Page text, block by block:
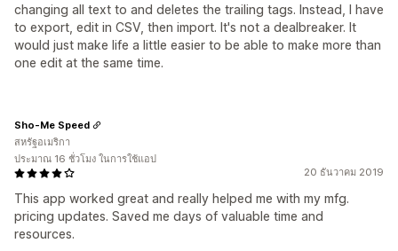
changing all text to and deletes the trailing tags. Instead, I have
to export, edit in CSV, then import. It's not a dealbreaker. It
would just make life a little easier to be able to make more than
one edit at the same time.
20 ธันวาคม 2019
This app worked great and really helped me with my mfg.
pricing updates. Saved me days of valuable time and
resources.
Sho-Me Speed
สหรัฐอเมริกา
ประมาณ 16 ชั่วโมง ในการใช้แอป